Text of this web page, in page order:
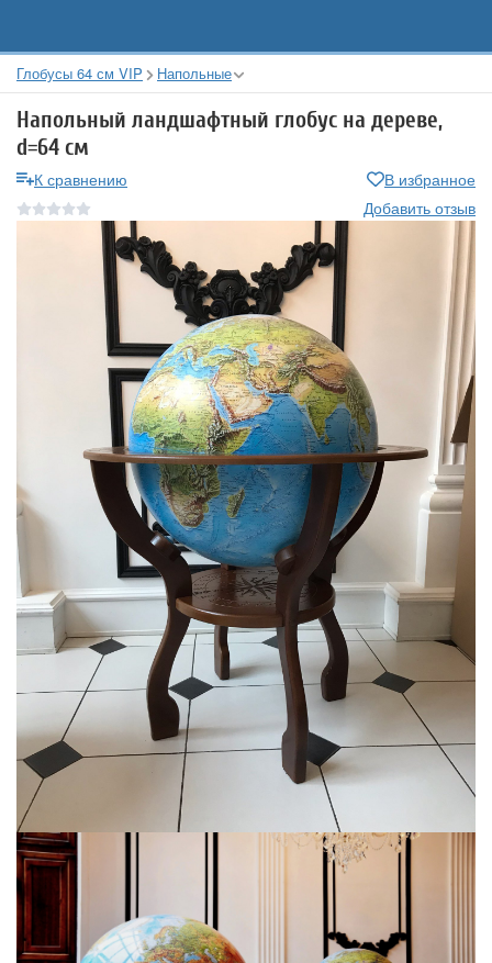
Глобусы 64 см VIP Напольные
Напольный ландшафтный глобус на дереве,
d=64 см
К сравнению
В избранное
Добавить отзыв